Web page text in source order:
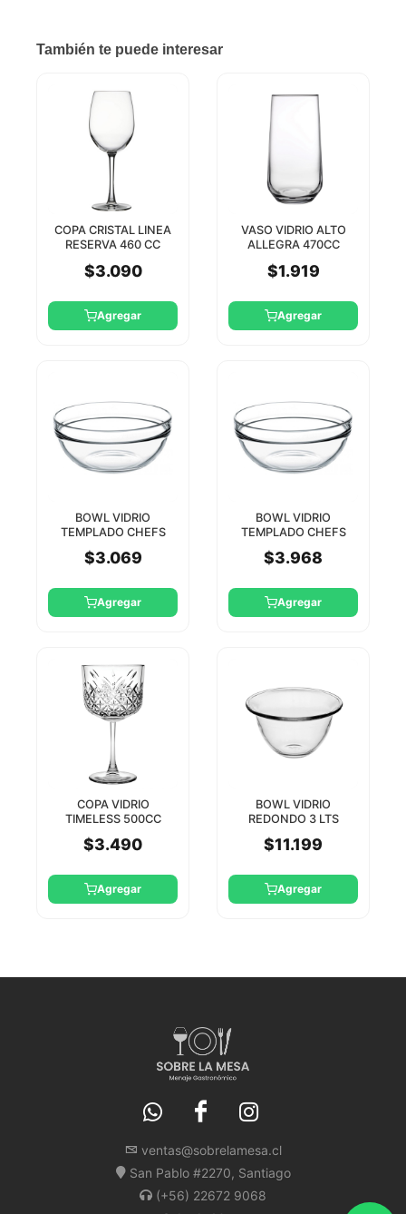
También te puede interesar
COPA CRISTAL LINEA
RESERVA 460 CC
$3.090
Agregar
VASO VIDRIO ALTO
ALLEGRA 470CC
$1.919
Agregar
BOWL VIDRIO
TEMPLADO CHEFS
$3.069
Agregar
BOWL VIDRIO
TEMPLADO CHEFS
$3.968
Agregar
COPA VIDRIO
TIMELESS 500CC
$3.490
Agregar
BOWL VIDRIO
REDONDO 3 LTS
$11.199
Agregar
ventas@sobrelamesa.cl
San Pablo #2270, Santiago
(+56) 22672 9068